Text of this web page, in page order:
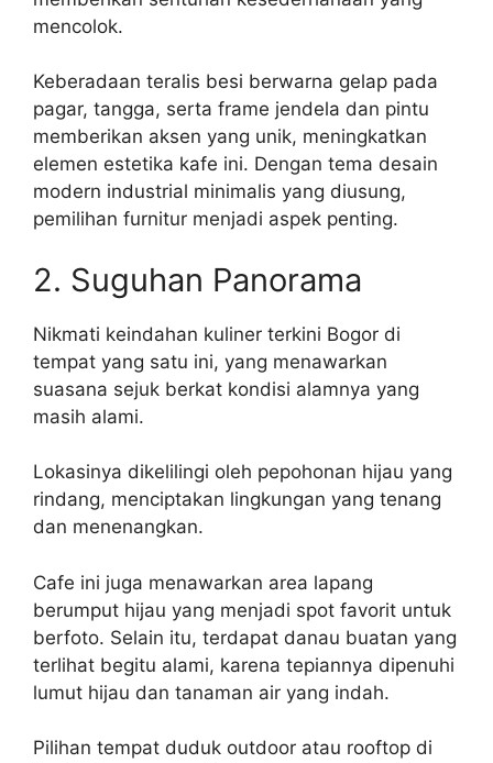
mencolok.
Keberadaan teralis besi berwarna gelap pada
pagar, tangga, serta frame jendela dan pintu
memberikan aksen yang unik, meningkatkan
elemen estetika kafe ini. Dengan tema desain
modern industrial minimalis yang diusung,
pemilihan furnitur menjadi aspek penting.
2. Suguhan Panorama
Nikmati keindahan kuliner terkini Bogor di
tempat yang satu ini, yang menawarkan
suasana sejuk berkat kondisi alamnya yang
masih alami.
Lokasinya dikelilingi oleh pepohonan hijau yang
rindang, menciptakan lingkungan yang tenang
dan menenangkan.
Cafe ini juga menawarkan area lapang
berumput hijau yang menjadi spot favorit untuk
berfoto. Selain itu, terdapat danau buatan yang
terlihat begitu alami, karena tepiannya dipenuhi
lumut hijau dan tanaman air yang indah.
Pilihan tempat duduk outdoor atau rooftop di